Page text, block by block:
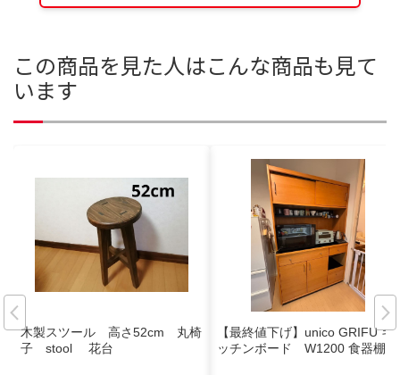
この商品を見た人はこんな商品も見て
います
木製スツール 高さ52cm 丸椅
子 stool 花台
【最終値下げ】unico GRIFU キ
ッチンボード W1200 食器棚